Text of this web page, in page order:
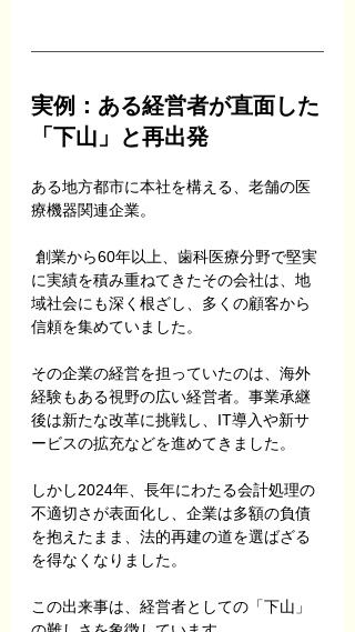
実例：ある経営者が直面した
「下山」と再出発
ある地方都市に本社を構える、老舗の医
療機器関連企業。
創業から60年以上、歯科医療分野で堅実
に実績を積み重ねてきたその会社は、地
域社会にも深く根ざし、多くの顧客から
信頼を集めていました。
その企業の経営を担っていたのは、海外
経験もある視野の広い経営者。事業承継
後は新たな改革に挑戦し、IT導入や新サ
ービスの拡充などを進めてきました。
しかし2024年、長年にわたる会計処理の
不適切さが表面化し、企業は多額の負債
を抱えたまま、法的再建の道を選ばざる
を得なくなりました。
この出来事は、経営者としての「下山」